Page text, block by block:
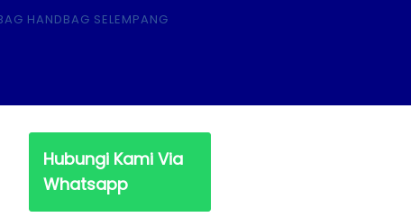
Hubungi Kami Via
Whatsapp